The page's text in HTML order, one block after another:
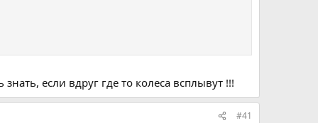
если вдруг где то колеса всплывут !!!
#41